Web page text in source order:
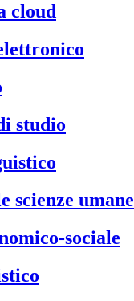
cloud
studio
scienze umane
sociale